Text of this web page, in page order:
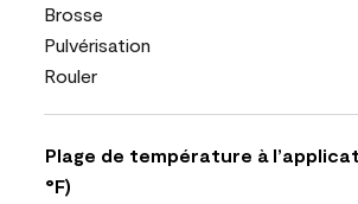
Brosse
Pulvérisation
Rouler
Plage de température à
°F)